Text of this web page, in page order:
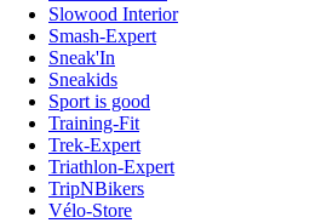
Slowood Interior
Smash-Expert
Sneak'In
Sneakids
Sport is good
Training-Fit
Trek-Expert
Triathlon-Expert
TripNBikers
Vélo-Store